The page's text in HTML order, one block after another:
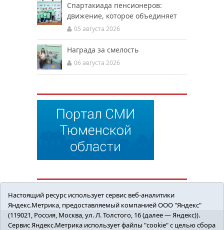
Спартакиада пенсионеров:
движение, которое объединяет
05 августа 2026
Награда за смелость
06 августа 2026
Настоящий ресурс использует сервис веб-аналитики
Яндекс.Метрика, предоставляемый компанией ООО "Яндекс"
(119021, Россия, Москва, ул. Л. Толстого, 16 (далее — Яндекс)).
Сервис Яндекс.Метрика использует файлы "cookie" с целью сбора